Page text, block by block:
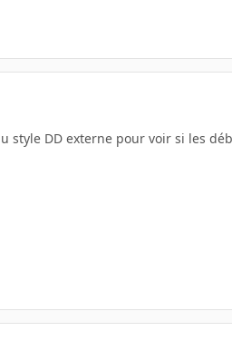
DD externe pour voir si les